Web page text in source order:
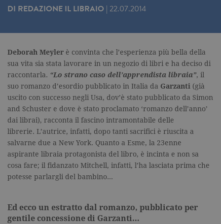
DI REDAZIONE IL LIBRAIO | 22.07.2014
Deborah Meyler è convinta che l’esperienza più bella della
sua vita sia stata lavorare in un negozio di libri e ha deciso di
raccontarla. “Lo strano caso dell’apprendista libraia”, il
suo romanzo d’esordio pubblicato in Italia da Garzanti (già
uscito con successo negli Usa, dov’è stato pubblicato da Simon
and Schuster e dove è stato proclamato ‘romanzo dell’anno’
dai librai), racconta il fascino intramontabile delle
librerie. L’autrice, infatti, dopo tanti sacrifici è riuscita a
salvarne due a New York. Quanto a Esme, la 23enne
aspirante libraia protagonista del libro, è incinta e non sa
cosa fare; il fidanzato Mitchell, infatti, l’ha lasciata prima che
potesse parlargli del bambino…
Ed ecco un estratto dal romanzo, pubblicato per
gentile concessione di Garzanti…